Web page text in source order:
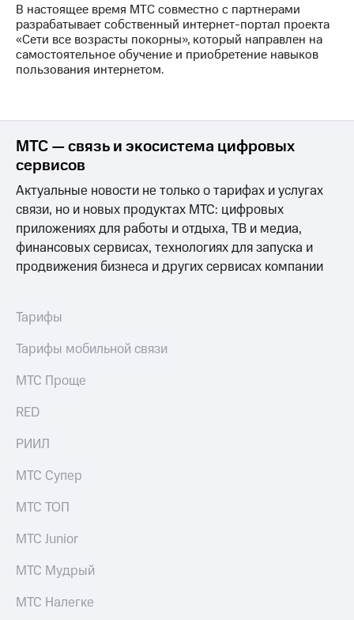
Описание
Еврооблигации-2023
Уведомление
о
погашении
Регистратор
Реквизиты
Контакты
развитие
деловая этика
На главную
В настоящее время МТС совместно с партнерами
разрабатывает собственный интернет-портал проекта
«Сети все возрасты покорны», который направлен на
самостоятельное обучение и приобретение навыков
пользования интернетом.
МТС — связь и экосистема цифровых
сервисов
Актуальные новости не только о тарифах и услугах
связи, но и новых продуктах МТС: цифровых
приложениях для работы и отдыха, ТВ и медиа,
финансовых сервисах, технологиях для запуска и
продвижения бизнеса и других сервисах компании
Тарифы
Тарифы мобильной связи
МТС Проще
RED
РИИЛ
МТС Супер
МТС ТОП
МТС Junior
МТС Мудрый
МТС Налегке